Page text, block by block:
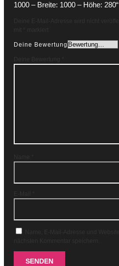
1000 – Breite: 1000 – Höhe: 280“
Deine Bewertung
SENDEN